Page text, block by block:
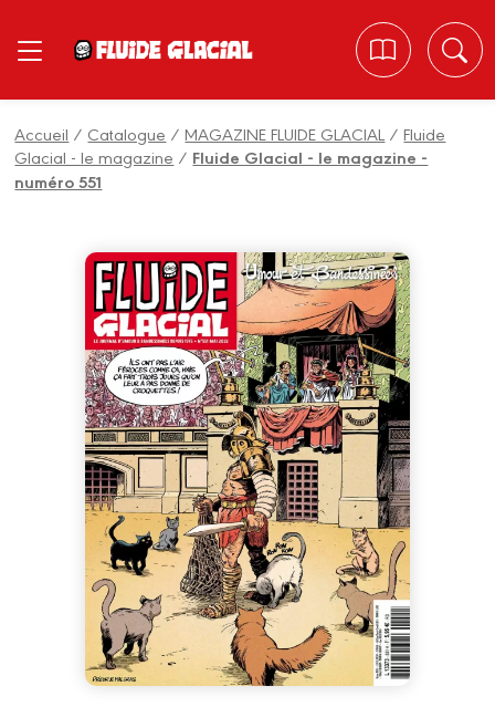
Accueil / Catalogue /MAGAZINE FLUIDE GLACIAL /Fluide
Glacial - le magazine / Fluide Glacial - le magazine -
numéro 551